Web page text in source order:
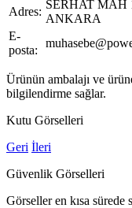
Adres:
SERHAT MAH
ANKARA
E-
posta:
Ürünün ambalajı ve
bilgilendirme sağlar.
Kutu Görselleri
Geri İleri
Güvenlik Görselleri
Görseller en kısa sürede